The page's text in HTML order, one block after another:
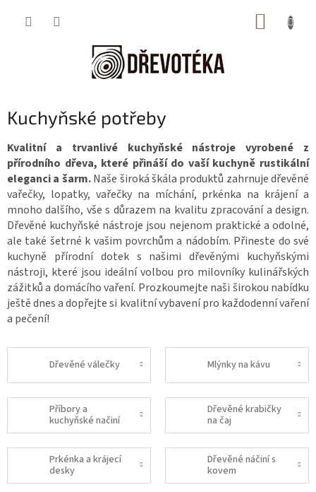
Kuchyňské potřeby
Kvalitní a trvanlivé kuchyňské nástroje vyrobené z
přírodního dřeva, které přináší do vaší kuchyně rustikální
eleganci a šarm.Naše široká škála produktů zahrnuje dřevěné
vařečky, lopatky, vařečky na míchání, prkénka na krájení a
mnoho dalšího, vše s důrazem na kvalitu zpracování a design.
Dřevěné kuchyňské nástroje jsou nejenom praktické a odolné,
ale také šetrné k vašim povrchům a nádobím. Přineste do své
kuchyně přírodní dotek s našimi dřevěnými kuchyňskými
nástroji, které jsou ideální volbou pro milovníky kulinářských
zážitků a domácího vaření. Prozkoumejte naši širokou nabídku
ještě dnes a dopřejte si kvalitní vybavení pro každodenní vaření
a pečení!
Dřevěné válečky Mlýnky na kávu
Příbory a
kuchyňské načiní
Dřevěné krabičky
na čaj
Prkénka a krájecí
desky
Dřevěné náčiní s
kovem